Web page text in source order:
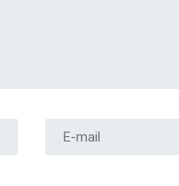
Adresse e-mail